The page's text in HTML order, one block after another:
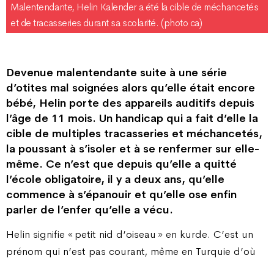
Malentendante, Helin Kalender a été la cible de méchancetés
et de tracasseries durant sa scolarité. (photo ca)
Devenue malentendante suite à une série
d’otites mal soignées alors qu’elle était encore
bébé, Helin porte des appareils auditifs depuis
l’âge de 11 mois. Un handicap qui a fait d’elle la
cible de multiples tracasseries et méchancetés,
la poussant à s’isoler et à se renfermer sur elle-
même. Ce n’est que depuis qu’elle a quitté
l’école obligatoire, il y a deux ans, qu’elle
commence à s’épanouir et qu’elle ose enfin
parler de l’enfer qu’elle a vécu.
Helin signifie « petit nid d’oiseau » en kurde. C’est un
prénom qui n’est pas courant, même en Turquie d’où